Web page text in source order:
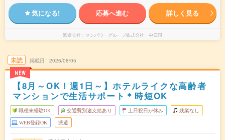
気になる! 応募へ進む 詳しく見る
派遣会社 マンパワーグループ株式会社 中四国
未読
NEW
掲載日 2026/08/05
【8月～OK！週1日～】ホテルライクな高齢者
マンションで生活サポート＊時短OK
職種未経験OK 交通費別途支給あり 土日祝日が休み 残業なし
WEB登録OK 派遣